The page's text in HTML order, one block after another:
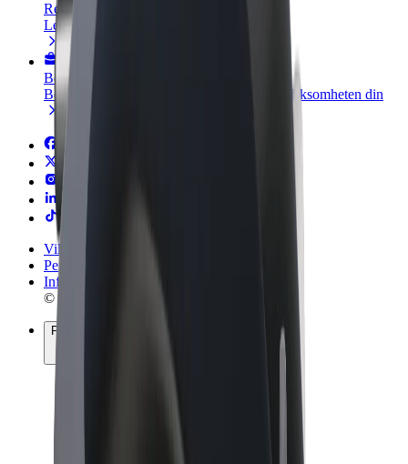
Registrer deg som flåteeier
Legg til flåten din i Bolt og øk inntekten
Bolt for Business
Bolt-produkter og tjenester oppskalert for virksomheten din
Vilkår og betingelser
Personvern
Informasjonskapsler
© 2026 Bolt Technology OÜ
Produkter